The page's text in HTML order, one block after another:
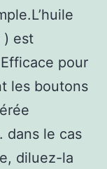
) est
pour
les boutons
dans le cas
diluez-la